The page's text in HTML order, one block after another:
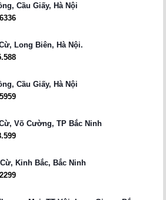
Cầu Giấy, Hà Nội
Long Biên, Hà Nội.
Cầu Giấy, Hà Nội
Võ Cường, TP Bắc Ninh
Kinh Bắc, Bắc Ninh